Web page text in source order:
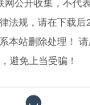
网公开收集，不代
法规，请在下载后
本站删除处理！
避免上当受骗！